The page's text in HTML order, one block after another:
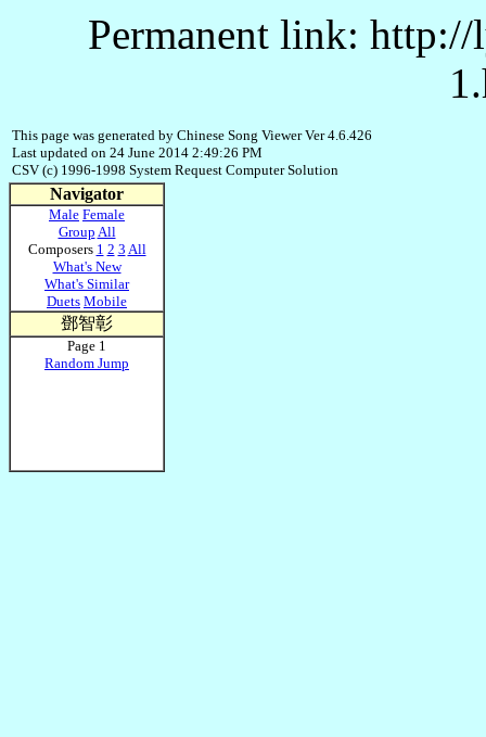
Permanent link:
This page was generated by Chinese Song Viewer Ver 4.6.426
Last updated on 24 June 2014 2:49:26 PM
CSV (c) 1996-1998 System Request Computer Solution
Navigator
Male Female
Group All
Composers 1 2 3 All
What's New
What's Similar
Duets Mobile
鄧智彰
Page 1
Random Jump